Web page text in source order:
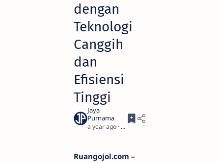
dengan
Teknologi
Canggih
dan
Efisiensi
Tinggi
a year ago 4
Ruangojol.com –